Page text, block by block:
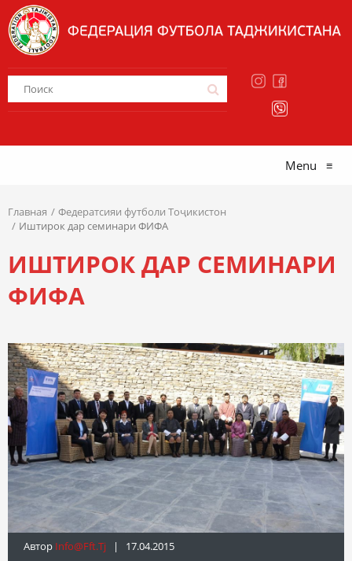
Menu ≡
Главная
Федератсияи футболи Тоҷикистон
Иштирок дар семинари ФИФА
ИШТИРОК ДАР СЕМИНАРИ
ФИФА
Автор Info@fft.tj | 17.04.2015